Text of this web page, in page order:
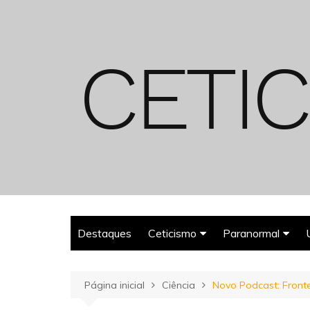
Destaques Ceticismo
Espiritualismo
Paranormal
Página inicial Ciência Novo Podcast: